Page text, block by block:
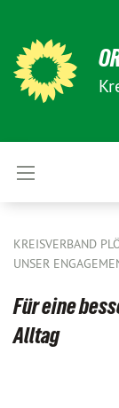
KREISVERBAND
UNSER
Für eine
Alltag